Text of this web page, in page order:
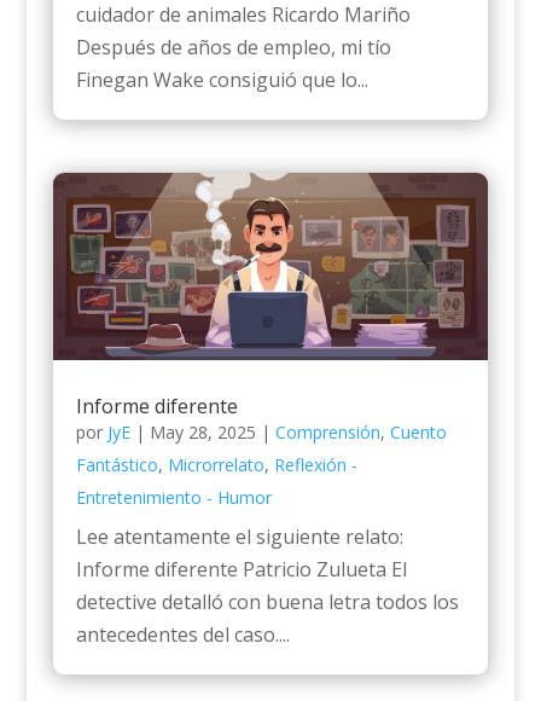
cuidador de animales Ricardo Mariño
Después de años de empleo, mi tío
Finegan Wake consiguió que lo...
Informe diferente
por JyE| May 28, 2025 | Comprensión, Cuento
Fantástico, Microrrelato, Reflexión -
Entretenimiento - Humor
Lee atentamente el siguiente relato:
Informe diferente Patricio Zulueta El
detective detalló con buena letra todos los
antecedentes del caso....